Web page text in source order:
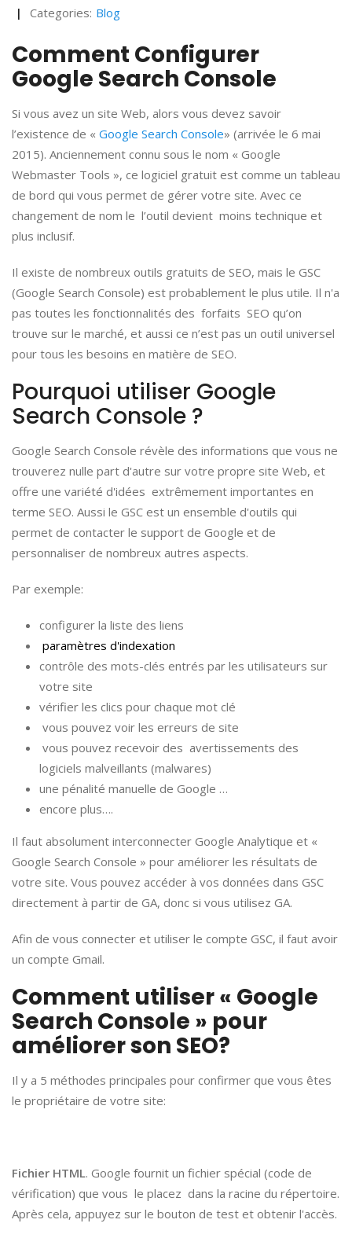
Categories: Blog
Comment Configurer
Google Search Console
Si vous avez un site Web, alors vous devez savoir
l’existence de « Google Search Console» (arrivée le 6 mai
2015). Anciennement connu sous le nom « Google
Webmaster Tools », ce logiciel gratuit est comme un tableau
de bord qui vous permet de gérer votre site. Avec ce
changement de nom le l’outil devient moins technique et
plus inclusif.
Il existe de nombreux outils gratuits de SEO, mais le GSC
(Google Search Console) est probablement le plus utile. Il n'a
pas toutes les fonctionnalités des forfaits SEO qu’on
trouve sur le marché, et aussi ce n’est pas un outil universel
pour tous les besoins en matière de SEO.
Pourquoi utiliser Google
Search Console ?
Google Search Console révèle des informations que vous ne
trouverez nulle part d'autre sur votre propre site Web, et
offre une variété d'idées extrêmement importantes en
terme SEO. Aussi le GSC est un ensemble d'outils qui
permet de contacter le support de Google et de
personnaliser de nombreux autres aspects.
Par exemple:
configurer la liste des liens
paramètres d'indexation
contrôle des mots-clés entrés par les utilisateurs sur
votre site
vérifier les clics pour chaque mot clé
vous pouvez voir les erreurs de site
vous pouvez recevoir des avertissements des
logiciels malveillants (malwares)
une pénalité manuelle de Google …
encore plus….
Il faut absolument interconnecter Google Analytique et «
Google Search Console » pour améliorer les résultats de
votre site. Vous pouvez accéder à vos données dans GSC
directement à partir de GA, donc si vous utilisez GA.
Afin de vous connecter et utiliser le compte GSC, il faut avoir
un compte Gmail.
Comment utiliser « Google
Search Console » pour
améliorer son SEO?
Il y a 5 méthodes principales pour confirmer que vous êtes
le propriétaire de votre site:
Fichier HTML. Google fournit un fichier spécial (code de
vérification) que vous le placez dans la racine du répertoire.
Après cela, appuyez sur le bouton de test et obtenir l'accès.